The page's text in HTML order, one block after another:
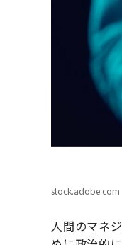
stock.adobe.com
人間のマネ